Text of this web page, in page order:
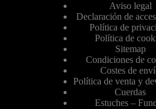
Aviso legal
Declaración de
Política de
Política de
Sitemap
Condiciones de
Costes de
Política de venta y
Cuerdas
Estuches –